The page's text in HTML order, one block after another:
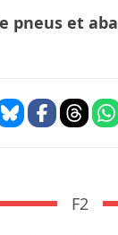
pneus et
F2